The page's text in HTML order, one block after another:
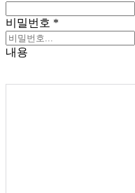
비밀번호 *
내용